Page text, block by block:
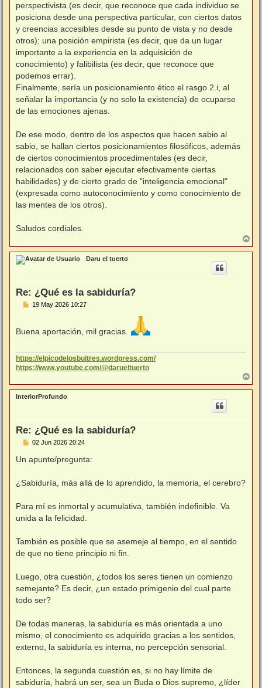
perspectivista (es decir, que reconoce que cada individuo se
posiciona desde una perspectiva particular, con ciertos datos
y creencias accesibles desde su punto de vista y no desde
otros); una posición empirista (es decir, que da un lugar
importante a la experiencia en la adquisición de
conocimiento) y falibilista (es decir, que reconoce que
podemos errar).
Finalmente, sería un posicionamiento ético el rasgo 2.i, al
señalar la importancia (y no solo la existencia) de ocuparse
de las emociones ajenas.
De ese modo, dentro de los aspectos que hacen sabio al
sabio, se hallan ciertos posicionamientos filosóficos, además
de ciertos conocimientos procedimentales (es decir,
relacionados con saber ejecutar efectivamente ciertas
habilidades) y de cierto grado de "inteligencia emocional"
(expresada como autoconocimiento y como conocimiento de
las mentes de los otros).
Saludos cordiales.
r
r
Daru el tuerto
Re: ¿Qué es la sabiduría?
M
a
19 May 2026 10:27
Buena aportación, mil gracias.
https://elpicodelosbuitres.wordpress.com/
https://www.youtube.com/@darueltuerto
r
r
InteriorProfundo
Re: ¿Qué es la sabiduría?
M
n
e
02 Jun 2026 20:24
Un apunte/pregunta:
¿Sabiduría, más allá de lo aprendido, la memoria, el cerebro?
Para mí es inmortal y acumulativa, también indefinible. Va
unida a la felicidad.
También es posible que se asemeje al tiempo, en el sentido
de que no tiene principio ni fin.
Luego, otra cuestión, ¿todos los seres tienen un comienzo
semejante? Es decir, ¿un estado primigenio del cual parte
todo ser?
De todas maneras, la sabiduría es más orientada a uno
mismo, el conocimiento es adquirido gracias a los sentidos,
externo, la sabiduría es interna, no percepción sensorial.
Entonces, la segunda cuestión es, si no hay límite de
sabiduría, habrá un ser, sea un Buda o Dios supremo, ¿líder